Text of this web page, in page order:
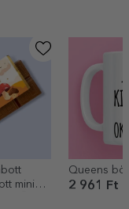
mini
– Ősz
Queens
2 961 Ft